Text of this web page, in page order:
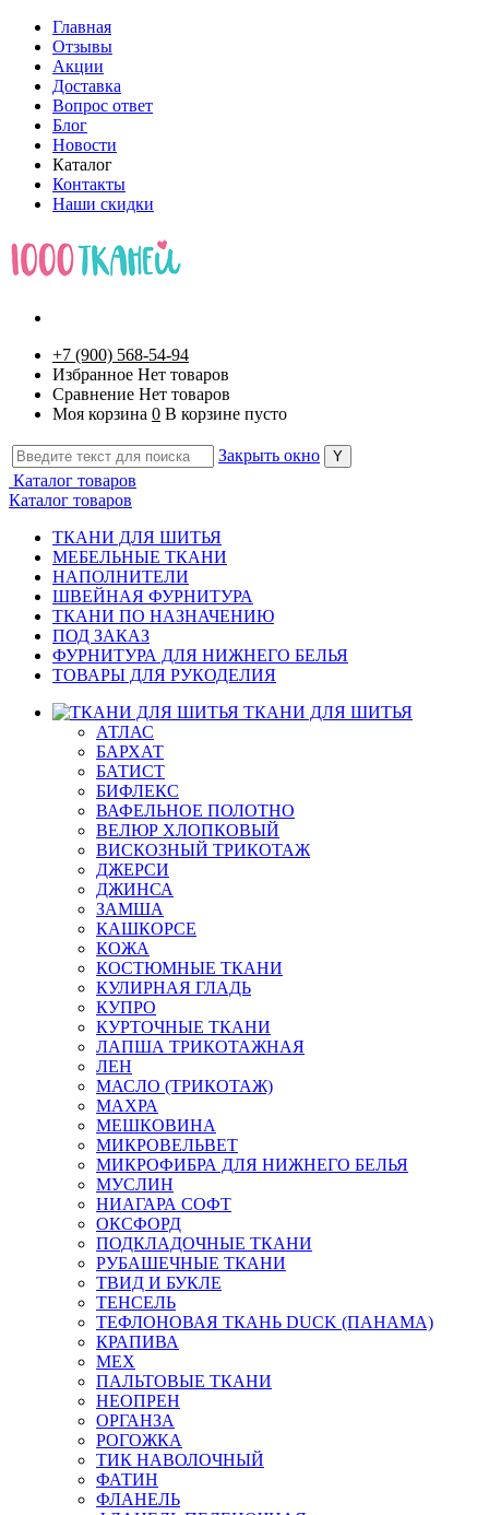
Главная
Отзывы
Акции
Доставка
Вопрос ответ
Блог
Новости
Каталог
Контакты
Наши скидки
+7 (900) 568-54-94
Избранное Нет товаров
Сравнение Нет товаров
Моя корзина 0 В корзине пусто
Закрыть окно
Каталог товаров
Каталог товаров
ТКАНИ ДЛЯ ШИТЬЯ
МЕБЕЛЬНЫЕ ТКАНИ
НАПОЛНИТЕЛИ
ШВЕЙНАЯ ФУРНИТУРА
ТКАНИ ПО НАЗНАЧЕНИЮ
ПОД ЗАКАЗ
ФУРНИТУРА ДЛЯ НИЖНЕГО БЕЛЬЯ
ТОВАРЫ ДЛЯ РУКОДЕЛИЯ
ТКАНИ ДЛЯ ШИТЬЯ
АТЛАС
БАРХАТ
БАТИСТ
БИФЛЕКС
ВАФЕЛЬНОЕ ПОЛОТНО
ВЕЛЮР ХЛОПКОВЫЙ
ВИСКОЗНЫЙ ТРИКОТАЖ
ДЖЕРСИ
ДЖИНСА
ЗАМША
КАШКОРСЕ
КОЖА
КОСТЮМНЫЕ ТКАНИ
КУЛИРНАЯ ГЛАДЬ
КУПРО
КУРТОЧНЫЕ ТКАНИ
ЛАПША ТРИКОТАЖНАЯ
ЛЕН
МАСЛО (ТРИКОТАЖ)
МАХРА
МЕШКОВИНА
МИКРОВЕЛЬВЕТ
МИКРОФИБРА ДЛЯ НИЖНЕГО БЕЛЬЯ
МУСЛИН
НИАГАРА СОФТ
ОКСФОРД
ПОДКЛАДОЧНЫЕ ТКАНИ
РУБАШЕЧНЫЕ ТКАНИ
ТВИД И БУКЛЕ
ТЕНСЕЛЬ
ТЕФЛОНОВАЯ ТКАНЬ DUCK (ПАНАМА)
КРАПИВА
МЕХ
ПАЛЬТОВЫЕ ТКАНИ
НЕОПРЕН
ОРГАНЗА
РОГОЖКА
ТИК НАВОЛОЧНЫЙ
ФАТИН
ФЛАНЕЛЬ